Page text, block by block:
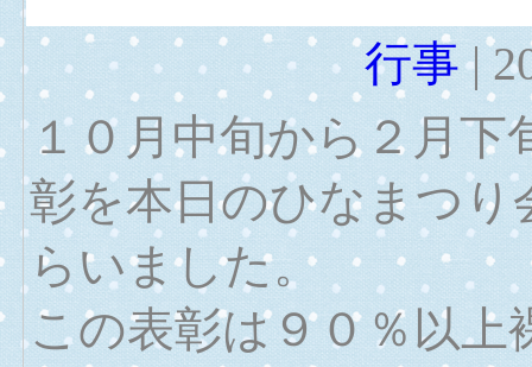
行事|
１０月中旬から２月
彰を本日のひなまつ
らいました。
この表彰は９０％以